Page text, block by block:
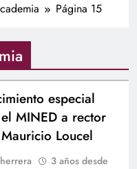
Página 15
especial
MINED a rector
Loucel
3 años desde